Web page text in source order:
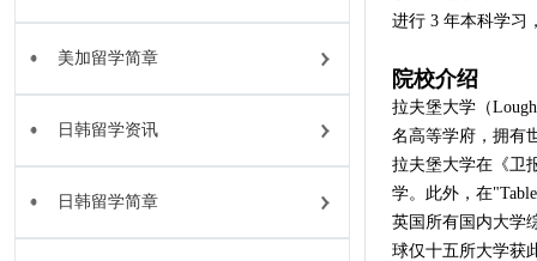
美加留学简章
日韩留学资讯
日韩留学简章
进行 3 年本科学习
院校介绍
拉夫堡大学（
名高等学府，拥有
拉夫堡大学在《卫
学。此外，在
英国所有国内大学
球仅十五所大学获